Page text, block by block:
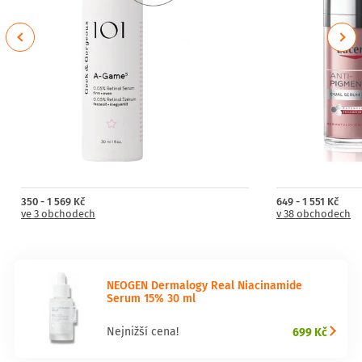
350 - 1 569 Kč
ve 3 obchodech
649 - 1 551 Kč
v 38 obchodech
Previous Next
NEOGEN Dermalogy Real Niacinamide
Serum 15% 30 ml
Nejnižší cena! 699 Kč